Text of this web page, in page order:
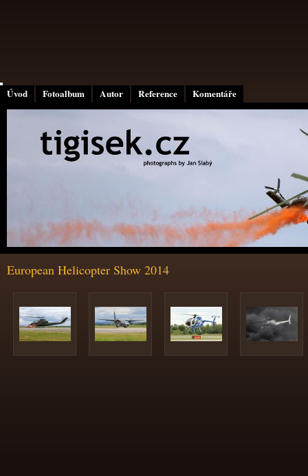
Úvod Fotoalbum Autor Reference Komentáře
European Helicopter Show 2014